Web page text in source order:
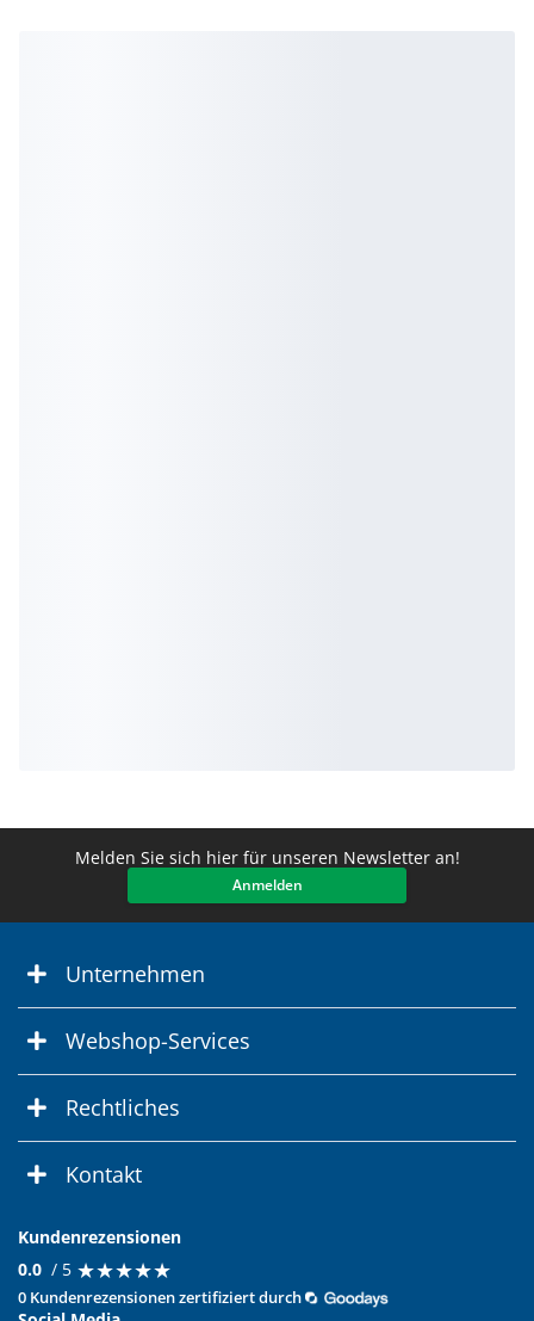
Melden Sie sich hier für unseren Newsletter an!
Anmelden
Unternehmen
Webshop-Services
Rechtliches
Kontakt
Kundenrezensionen
0.0 / 5 ★★★★★
★★★★★
0 Kundenrezensionen zertifiziert durch